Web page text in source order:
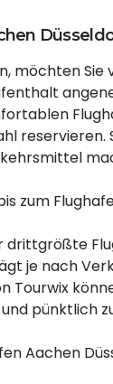
möchten
reservieren.
zum
drittgrößte
je nach
Tourwix
pünktlich
Aachen